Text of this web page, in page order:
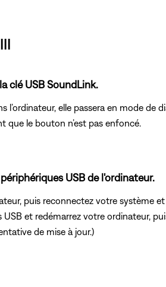
clé USB SoundLink.
elle passera en mode de
que le bouton n’est pas enfoncé.
USB de l'ordinateur.
puis reconnectez votre système
et redémarrez votre ordinateur,
de mise à jour.)